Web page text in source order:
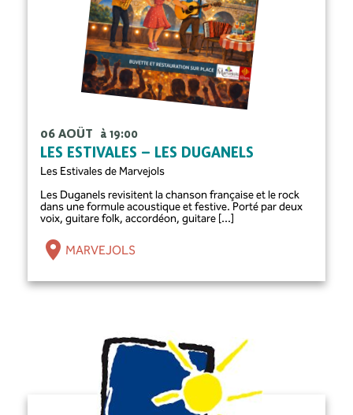
06 AOÛT à 19:00
LES ESTIVALES – LES DUGANELS
Les Estivales de Marvejols
Les Duganels revisitent la chanson française et le rock
dans une formule acoustique et festive. Porté par deux
voix, guitare folk, accordéon, guitare [...]
MARVEJOLS